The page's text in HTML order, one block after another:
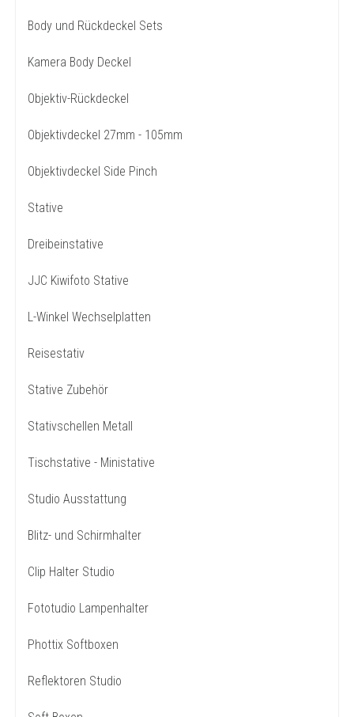
Body und Rückdeckel Sets
Kamera Body Deckel
Objektiv-Rückdeckel
Objektivdeckel 27mm - 105mm
Objektivdeckel Side Pinch
Stative
Dreibeinstative
JJC Kiwifoto Stative
L-Winkel Wechselplatten
Reisestativ
Stative Zubehör
Stativschellen Metall
Tischstative - Ministative
Studio Ausstattung
Blitz- und Schirmhalter
Clip Halter Studio
Fototudio Lampenhalter
Phottix Softboxen
Reflektoren Studio